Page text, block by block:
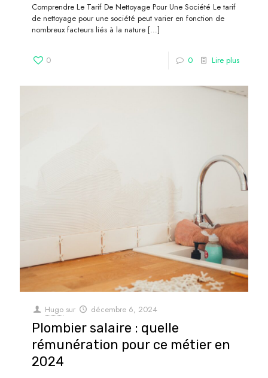
Comprendre Le Tarif De Nettoyage Pour Une Société Le tarif
de nettoyage pour une société peut varier en fonction de
nombreux facteurs liés à la nature […]
0 0 Lire plus
Hugo sur décembre 6, 2024
Plombier salaire : quelle
rémunération pour ce métier en
2024